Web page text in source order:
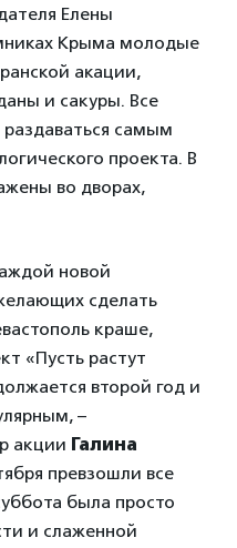
Елены
Крыма молодые
акации,
и сакуры. Все
самым
проекта. В
во дворах,
новой
сделать
краше,
«Пусть растут
второй год и
–
акции Галина
превзошли все
была просто
и слаженной